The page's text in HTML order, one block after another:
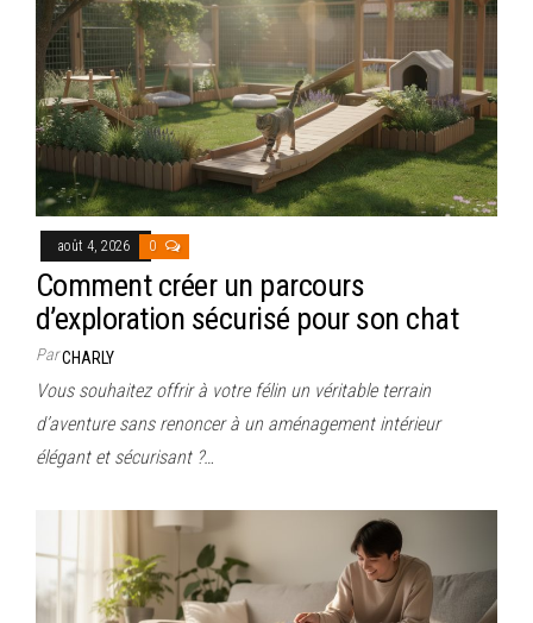
août 4, 2026 0
Comment créer un parcours
d’exploration sécurisé pour son chat
ParCHARLY
Vous souhaitez offrir à votre félin un véritable terrain
d’aventure sans renoncer à un aménagement intérieur
élégant et sécurisant ?…